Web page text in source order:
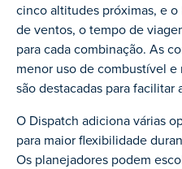
cinco altitudes próximas, e
de ventos, o tempo de
para cada combinação. As
menor uso de combustível
são destacadas para facilitar
O Dispatch adiciona várias
para maior flexibilidade
Os planejadores podem